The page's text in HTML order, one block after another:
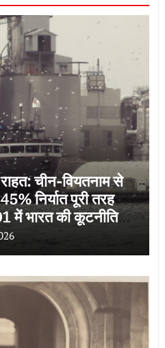
चीन-वियतनाम से
निर्यात पूरी तरह
में भारत की कूटनीतिक